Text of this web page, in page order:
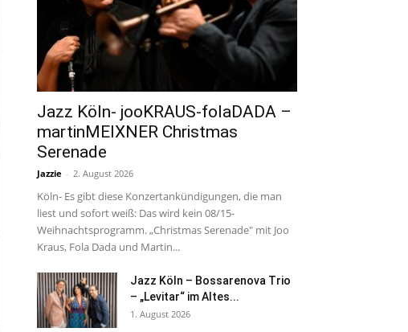
Jazz Köln- jooKRAUS-folaDADA –
martinMEIXNER Christmas
Serenade
Jazzie - 2. August 2026
Köln- Es gibt diese Konzertankündigungen, die man
liest und sofort weiß: Das wird kein 08/15-
Weihnachtsprogramm. „Christmas Serenade" mit Joo
Kraus, Fola Dada und Martin...
Jazz Köln – Bossarenova Trio
– „Levitar“ im Altes...
1. August 2026